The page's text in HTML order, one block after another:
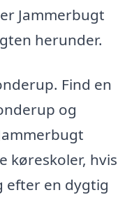
Jammerbugt
herunder.
Find en
og
køreskoler, hvis
efter en dygtig